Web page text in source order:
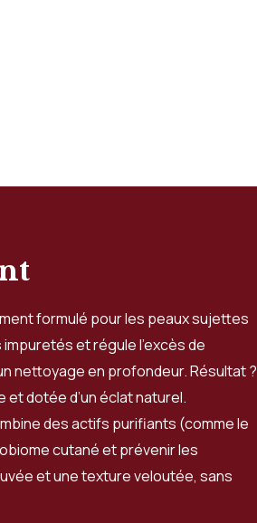
formulé pour les peaux sujettes
et régule l’excès de
nettoyage en profondeur. Résultat ?
dotée d’un éclat naturel.
des actifs purifiants (comme le
cutané et prévenir les
et une texture veloutée, sans